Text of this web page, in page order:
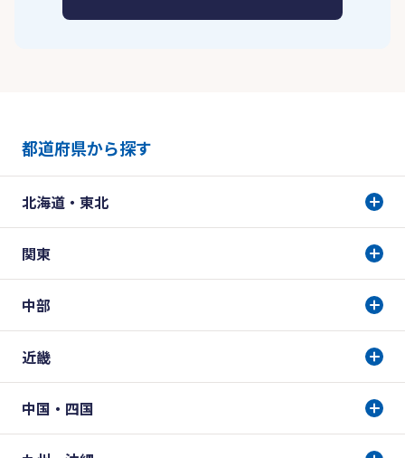
都道府県から探す
北海道・東北
関東
中部
近畿
中国・四国